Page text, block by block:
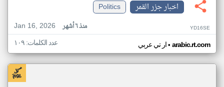
اخبار جزر القمر
Politics
Jan 16, 2026
منذ ٦ أشهر YD16SE
ار تي عربي• arabic.rt.com عدد الكلمات: ١٠٩